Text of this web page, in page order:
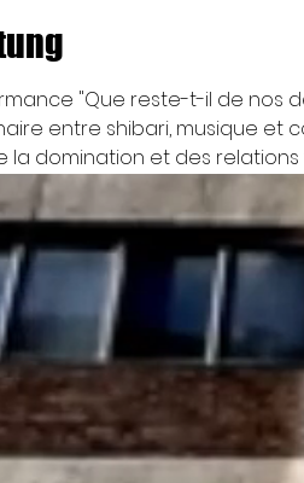
"Que reste-t-il de nos
entre shibari, musique et
la domination et des relations